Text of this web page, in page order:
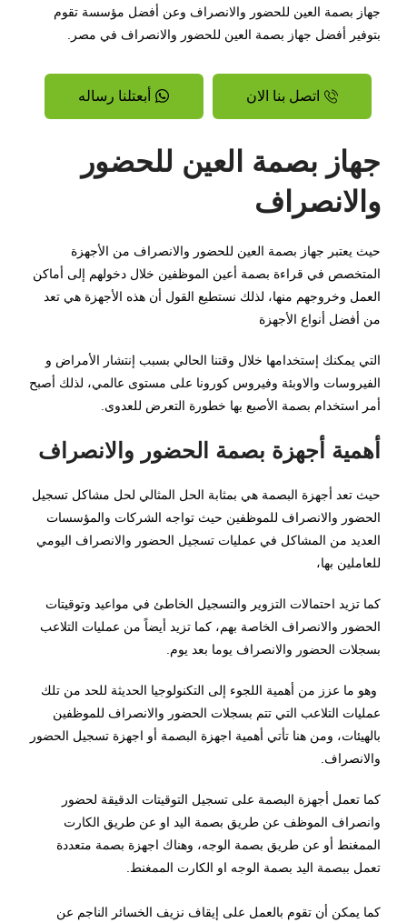
جهاز بصمة العين للحضور والانصراف وعن أفضل مؤسسة تقوم
بتوفير أفضل جهاز بصمة العين للحضور والانصراف في مصر.
اتصل بنا الان أبعتلنا رساله
جهاز بصمة العين للحضور
والانصراف
حيث يعتبر جهاز بصمة العين للحضور والانصراف من الأجهزة
المتخصص في قراءة بصمة أعين الموظفين خلال دخولهم إلى أماكن
العمل وخروجهم منها، لذلك نستطيع القول أن هذه الأجهزة هي تعد
من أفضل أنواع الأجهزة
التي يمكنك إستخدامها خلال وقتنا الحالي بسبب إنتشار الأمراض و
الفيروسات والاوبئة وفيروس كورونا على مستوى عالمي، لذلك أصبح
أمر استخدام بصمة الأصبع بها خطورة التعرض للعدوى.
أهمية أجهزة بصمة الحضور والانصراف
حيث تعد أجهزة البصمة هي بمثابة الحل المثالي لحل مشاكل تسجيل
الحضور والانصراف للموظفين حيث تواجه الشركات والمؤسسات
العديد من المشاكل في عمليات تسجيل الحضور والانصراف اليومي
للعاملين بها،
كما تزيد احتمالات التزوير والتسجيل الخاطئ في مواعيد وتوقيتات
الحضور والانصراف الخاصة بهم، كما تزيد أيضاً من عمليات التلاعب
بسجلات الحضور والانصراف يوما بعد يوم.
وهو ما عزز من أهمية اللجوء إلى التكنولوجيا الحديثة للحد من تلك
عمليات التلاعب التي تتم بسجلات الحضور والانصراف للموظفين
بالهيئات، ومن هنا تأتي أهمية اجهزة البصمة أو اجهزة تسجيل الحضور
والانصراف.
كما تعمل أجهزة البصمة على تسجيل التوقيتات الدقيقة لحضور
وانصراف الموظف عن طريق بصمة اليد او عن طريق الكارت
الممغنط أو عن طريق بصمة الوجه، وهناك اجهزة بصمة متعددة
تعمل ببصمة اليد بصمة الوجه او الكارت الممغنط.
كنت
كما يمكن أن تقوم بالعمل على إيقاف نزيف الخسائر الناجم عن